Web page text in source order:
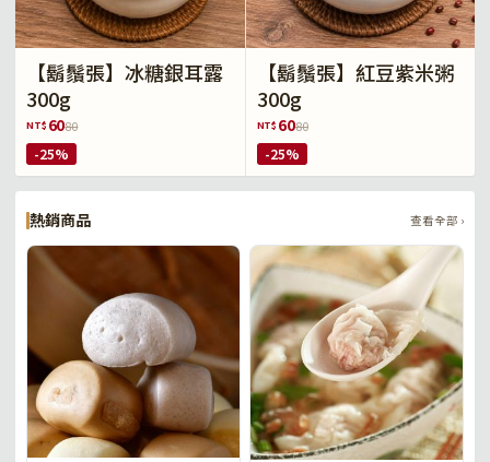
【鬍鬚張】冰糖銀耳露
300g
NT$ 6080
-25%
【鬍鬚張】紅豆紫米粥
300g
NT$ 6080
-25%
熱銷商品 查看全部 ›